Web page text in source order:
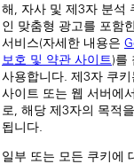
South Korea (EN)
해, 자사 및 제3자 분석
인 맞춤형 광고를 포함
서비스(자세한 내용은
보호 및 약관 사이트)를
사용합니다. 제3자 쿠
사이트 또는 웹 서버에
로, 해당 제3자의 목적
됩니다.
일부 또는 모든 쿠키에